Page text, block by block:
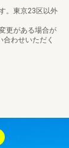
。東京23区以外
更がある場合が
わせいただく